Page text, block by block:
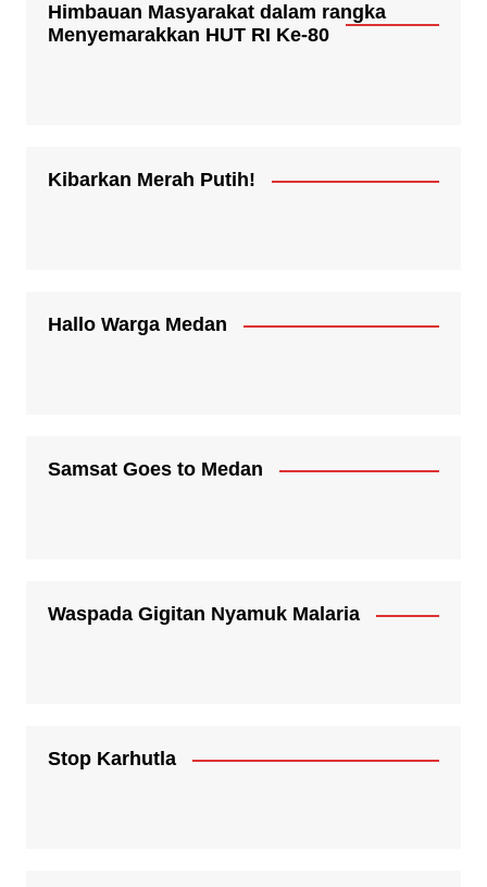
Himbauan Masyarakat dalam rangka
Menyemarakkan HUT RI Ke-80
Kibarkan Merah Putih!
Hallo Warga Medan
Samsat Goes to Medan
Waspada Gigitan Nyamuk Malaria
Stop Karhutla